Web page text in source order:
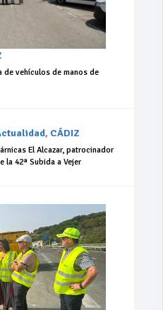
de vehículos de manos de
, CÁDIZ
El Alcazar, patrocinador
la 42ª Subida a Vejer